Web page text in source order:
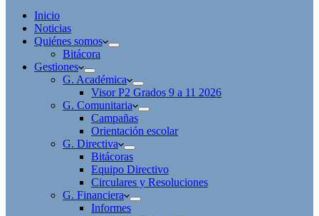
Inicio
Noticias
Quiénes somos
Bitácora
Gestiones
G. Académica
Visor P2 Grados 9 a 11 2026
G. Comunitaria
Campañas
Orientación escolar
G. Directiva
Bitácoras
Equipo Directivo
Circulares y Resoluciones
G. Financiera
Informes